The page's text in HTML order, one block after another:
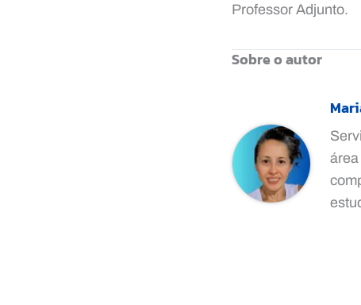
Professor Adjunto.
Sobre o autor